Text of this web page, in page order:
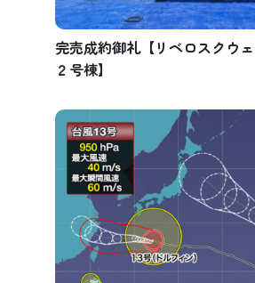
完売成約御礼【リベロスクウ
２号棟】